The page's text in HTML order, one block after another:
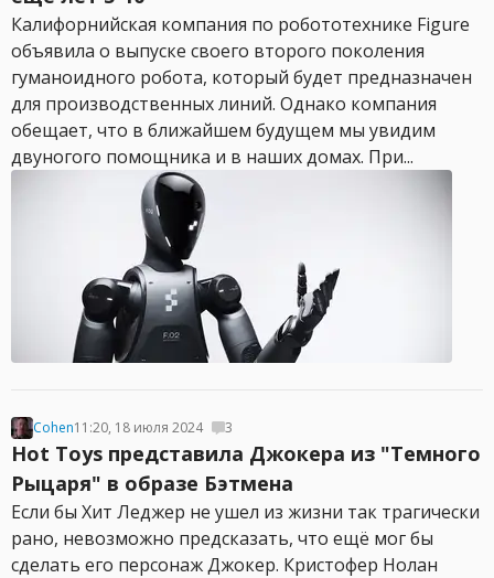
Калифорнийская компания по робототехнике Figure
объявила о выпуске своего второго поколения
гуманоидного робота, который будет предназначен
для производственных линий. Однако компания
обещает, что в ближайшем будущем мы увидим
двуногого помощника и в наших домах. При...
Cohen11:20, 18 июля 2024 3
Hot Toys представила Джокера из "Темного
Рыцаря" в образе Бэтмена
Если бы Хит Леджер не ушел из жизни так трагически
рано, невозможно предсказать, что ещё мог бы
сделать его персонаж Джокер. Кристофер Нолан